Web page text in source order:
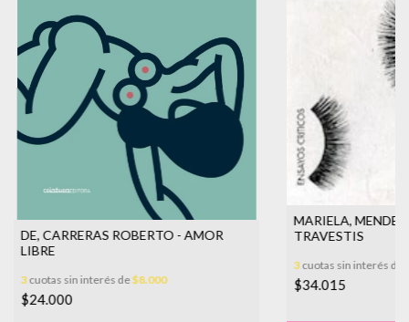
DE, CARRERAS ROBERTO - AMOR
LIBRE
3cuotas sin interés de$8.000
$24.000
MARIELA,
TRAVESTIS
3cuotas sin interés de
$34.015